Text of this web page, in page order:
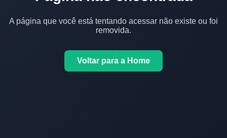
A página que você está tentando acessar não existe ou foi
removida.
Voltar para a Home